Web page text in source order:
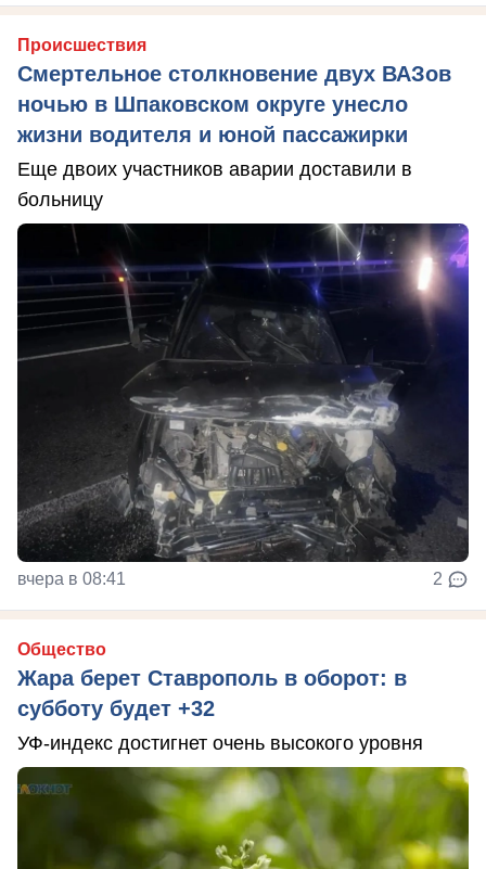
Происшествия
Смертельное столкновение двух ВАЗов
ночью в Шпаковском округе унесло
жизни водителя и юной пассажирки
Еще двоих участников аварии доставили в
больницу
вчера в 08:41 2
Общество
Жара берет Ставрополь в оборот: в
субботу будет +32
УФ-индекс достигнет очень высокого уровня